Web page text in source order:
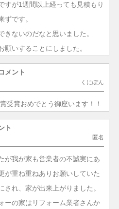
すが1週間以上経っても見積もり
ずです。
ないのだなと思いました。
願いすることにしました。
メント
くにぽん
受賞おめでとう御座います！！
ト
匿名
が我が家も営業者の不誠実にあ
が重ね重ねありお願いしていた
れ、家が出来上がりました。
ーの家はリフォーム業者さんか